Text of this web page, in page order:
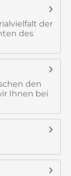
der
des
den
Ihnen bei